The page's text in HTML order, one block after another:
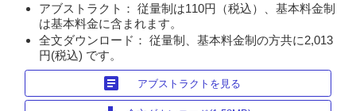
アブストラクト： 従量制は110円（税込）、基本料金制
は基本料金に含まれます。
全文ダウンロード： 従量制、基本料金制の方共に2,013
円(税込) です。
article アブストラクトを見る